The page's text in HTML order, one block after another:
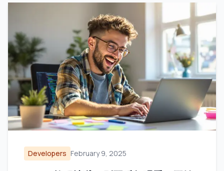
Developers February 9, 2025